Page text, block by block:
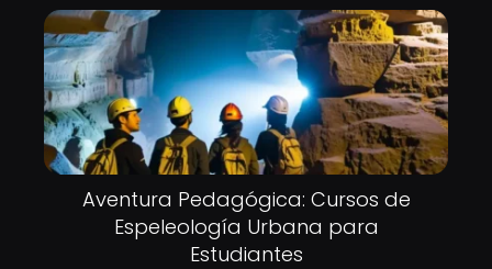
Aventura Pedagógica: Cursos de
Espeleología Urbana para
Estudiantes